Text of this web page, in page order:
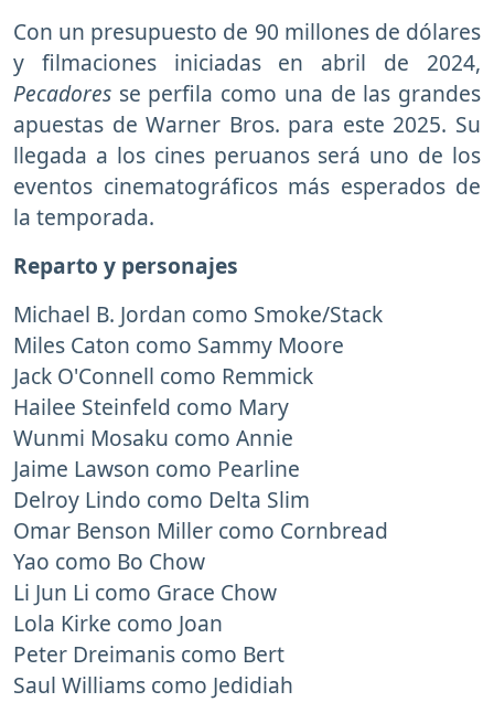
Con un presupuesto de 90 millones de dólares
y filmaciones iniciadas en abril de 2024,
Pecadores se perfila como una de las grandes
apuestas de Warner Bros. para este 2025. Su
llegada a los cines peruanos será uno de los
eventos cinematográficos más esperados de
la temporada.
Reparto y personajes
Michael B. Jordan como Smoke/Stack
Miles Caton como Sammy Moore
Jack O'Connell como Remmick
Hailee Steinfeld como Mary
Wunmi Mosaku como Annie
Jaime Lawson como Pearline
Delroy Lindo como Delta Slim
Omar Benson Miller como Cornbread
Yao como Bo Chow
Li Jun Li como Grace Chow
Lola Kirke como Joan
Peter Dreimanis como Bert
Saul Williams como Jedidiah